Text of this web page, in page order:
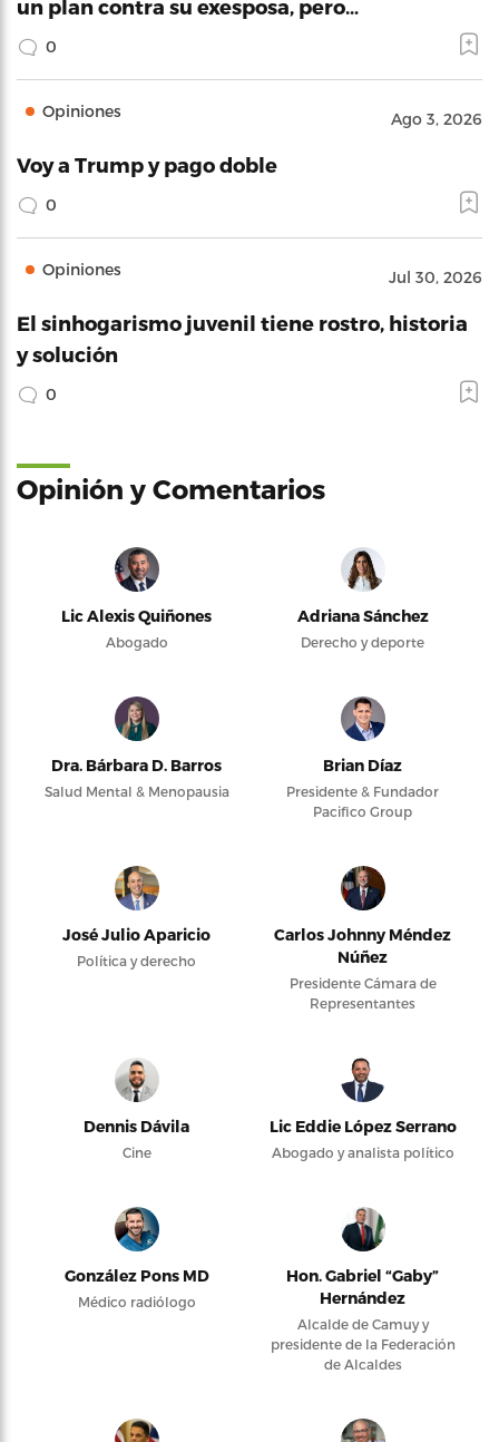
un plan contra su exesposa, pero…
0
Opiniones Ago 3, 2026
Voy a Trump y pago doble
0
Opiniones Jul 30, 2026
El sinhogarismo juvenil tiene rostro, historia
y solución
0
Opinión y Comentarios
Lic Alexis Quiñones
Abogado
Adriana Sánchez
Derecho y deporte
Dra. Bárbara D. Barros
Salud Mental & Menopausia
Brian Díaz
Presidente & Fundador
Pacifico Group
José Julio Aparicio
Política y derecho
Carlos Johnny Méndez
Núñez
Presidente Cámara de
Representantes
Dennis Dávila
Cine
Lic Eddie López Serrano
Abogado y analista político
González Pons MD
Médico radiólogo
Hon. Gabriel “Gaby”
Hernández
Alcalde de Camuy y
presidente de la Federación
de Alcaldes